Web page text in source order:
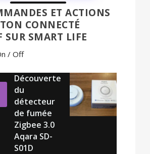
ET ACTIONS
CONNECTÉ
SUR SMART LIFE
/ Off
Découverte
du
détecteur
de fumée
Zigbee 3.0
Aqara SD-
S01D